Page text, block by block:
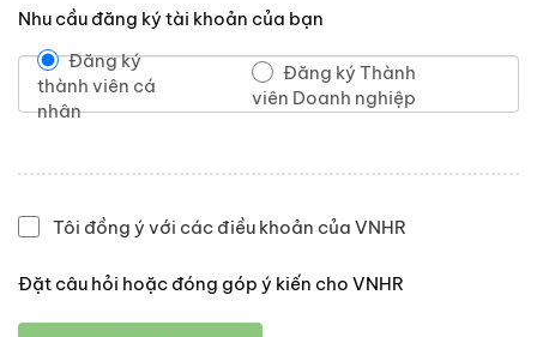
Nhu cầu đăng ký tài khoản của bạn
Đăng ký
thành viên cá
nhân
Đăng ký Thành
viên Doanh nghiệp
Tôi đồng ý với các điều khoản của VNHR
Đặt câu hỏi hoặc đóng góp ý kiến cho VNHR